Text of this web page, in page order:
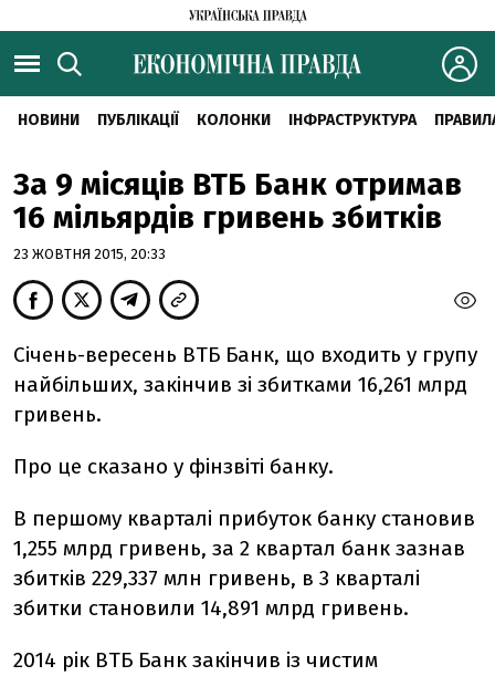
НОВИНИ ПУБЛІКАЦІЇ КОЛОНКИ ІНФРАСТРУКТУРА
За 9 місяців ВТБ Банк отримав
16 мільярдів гривень збитків
23 ЖОВТНЯ 2015, 20:33
Січень-вересень ВТБ Банк, що входить у групу
найбільших, закінчив зі збитками 16,261 млрд
гривень.
Про це сказано у фінзвіті банку.
В першому кварталі прибуток банку становив
1,255 млрд гривень, за 2 квартал банк зазнав
збитків 229,337 млн гривень, в 3 кварталі
збитки становили 14,891 млрд гривень.
2014 рік ВТБ Банк закінчив із чистим